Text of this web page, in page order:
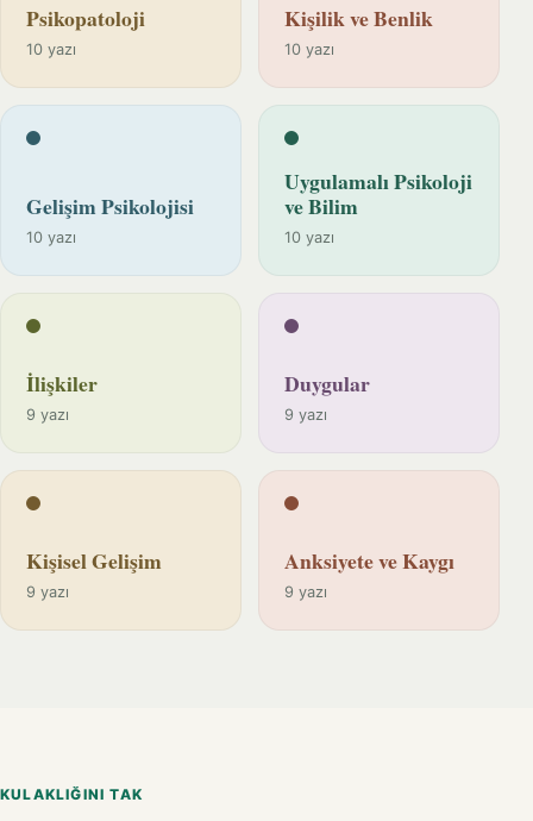
Psikopatoloji
10 yazı
Kişilik ve Benlik
10 yazı
Gelişim Psikolojisi
10 yazı
Uygulamalı Psikoloji
ve Bilim
10 yazı
İlişkiler
9 yazı
Duygular
9 yazı
Kişisel Gelişim
9 yazı
Anksiyete ve Kaygı
9 yazı
KULAKLIĞINI TAK